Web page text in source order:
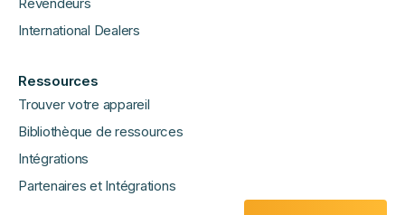
International Dealers
Ressources
Trouver votre appareil
Bibliothèque de ressources
Intégrations
Partenaires et Intégrations